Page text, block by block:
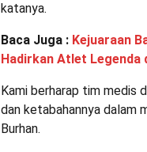
katanya.
Baca Juga : Kejuaraan
Hadirkan Atlet Legenda
Kami berharap tim medis
dan ketabahannya dalam
Burhan.